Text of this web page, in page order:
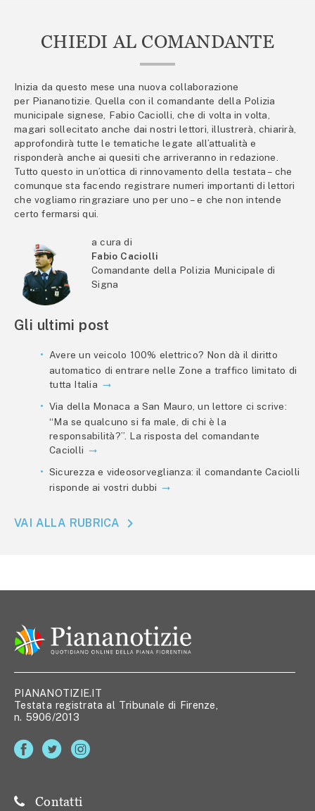
CHIEDI AL COMANDANTE
Inizia da questo mese una nuova collaborazione
per Piananotizie. Quella con il comandante della Polizia
municipale signese, Fabio Caciolli, che di volta in volta,
magari sollecitato anche dai nostri lettori, illustrerà, chiarirà,
approfondirà tutte le tematiche legate all’attualità e
risponderà anche ai quesiti che arriveranno in redazione.
Tutto questo in un’ottica di rinnovamento della testata – che
comunque sta facendo registrare numeri importanti di lettori
che vogliamo ringraziare uno per uno – e che non intende
certo fermarsi qui.
a cura di
Fabio Caciolli
Comandante della Polizia Municipale di
Signa
Gli ultimi post
Avere un veicolo 100% elettrico? Non dà il diritto
automatico di entrare nelle Zone a traffico limitato di
tutta Italia
Via della Monaca a San Mauro, un lettore ci scrive:
“Ma se qualcuno si fa male, di chi è la
responsabilità?”. La risposta del comandante
Caciolli
Sicurezza e videosorveglianza: il comandante Caciolli
risponde ai vostri dubbi
VAI ALLA RUBRICA
PIANANOTIZIE.IT
Testata registrata al Tribunale di Firenze,
n. 5906/2013
Contatti